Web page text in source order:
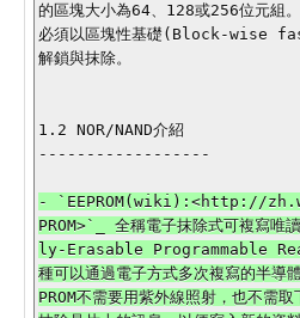
的區塊大小為64、128或256位元組
必須以區塊性基礎(Block-wise
解鎖與抹除。
1.2 NOR/NAND介紹
------------------
- `EEPROM(wiki):<http://
PROM>`_ 全稱電子抹除式可複寫
ly-Erasable Programmable
種可以通過電子方式多次複寫的半導
PROM不需要用紫外線照射，也不需